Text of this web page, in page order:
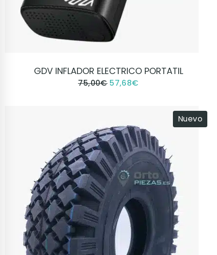
VER PRODUCTO
GDV INFLADOR ELECTRICO PORTATIL
75,00€ 57,68€
Nuevo